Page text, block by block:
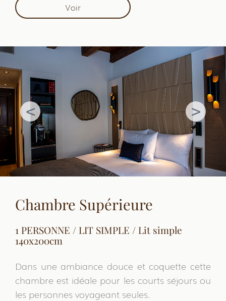
Voir
Chambre Supérieure
1 PERSONNE / LIT SIMPLE / Lit simple
140x200cm
Dans une ambiance douce et coquette cette
chambre est idéale pour les courts séjours ou
les personnes voyageant seules.